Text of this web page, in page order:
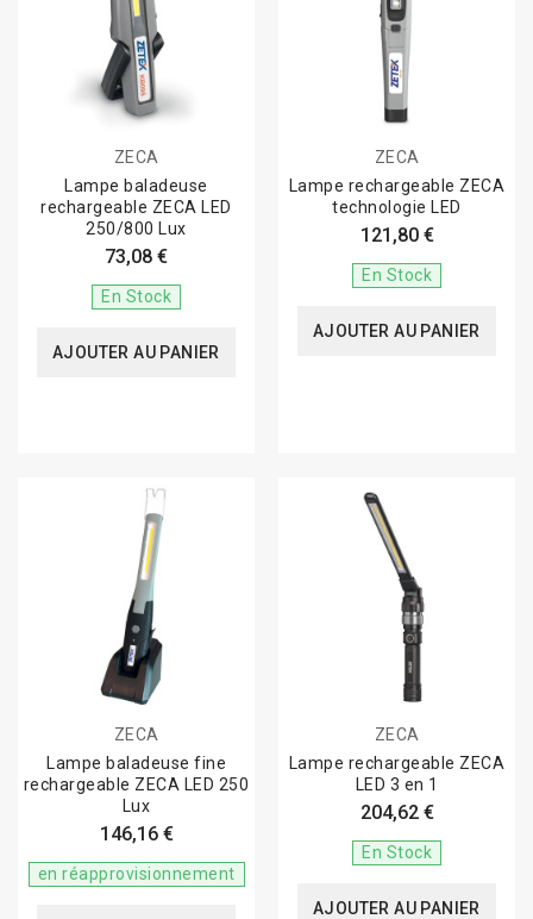
ZECA
Lampe baladeuse
rechargeable ZECA LED
250/800 Lux
73,08 €
En Stock
AJOUTER AU PANIER
ZECA
Lampe rechargeable ZECA
technologie LED
121,80 €
En Stock
AJOUTER AU PANIER
ZECA
Lampe baladeuse fine
rechargeable ZECA LED 250
Lux
146,16 €
en réapprovisionnement
ZECA
Lampe rechargeable ZECA
LED 3 en 1
204,62 €
En Stock
AJOUTER AU PANIER